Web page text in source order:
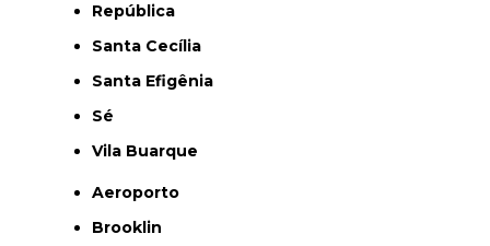
República
Santa Cecília
Santa Efigênia
Sé
Vila Buarque
Aeroporto
Brooklin